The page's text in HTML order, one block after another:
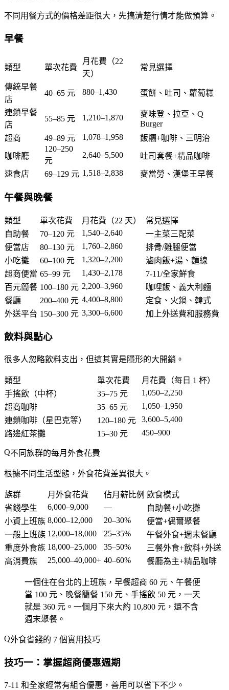
不同用餐方式的價格差距很大，先搞清楚行情才能做預算。
早餐
類型 單次花費
月花費（22
天）
常見選擇
傳統早餐
店
40–65 元 880–1,430 蛋餅、吐司、蘿蔔糕
連鎖早餐
店
55–85 元 1,210–1,870
麥味登、拉亞、Q
Burger
超商
49–89 元 1,078–1,958 飯糰+咖啡、三明治
咖啡廳
120–250
元
2,640–5,500 吐司套餐+精品咖啡
速食店 69–129 元 1,518–2,838 麥當勞、漢堡王早餐
午餐與晚餐
類型 單次花費 月花費（22 天）
常見選擇
自助餐
70–120 元 1,540–2,640
一主菜三配菜
便當店
80–130 元 1,760–2,860
排骨/雞腿便當
小吃攤
60–100 元 1,320–2,200
滷肉飯+湯、麵線
超商便當 65–99 元 1,430–2,178
7-11/全家鮮食
百元簡餐 100–180 元 2,200–3,960
咖哩飯、義大利麵
餐廳
200–400 元 4,400–8,800
定食、火鍋、韓式
外送平台 150–300 元 3,300–6,600 加上外送費和服務費
飲料與點心
很多人忽略飲料支出，但這其實是隱形的大開銷。
類型 單次花費
月花費（每日 1 杯）
手搖飲（中杯）
35–75 元
1,050–2,250
超商咖啡
35–65 元
1,050–1,950
連鎖咖啡（星巴克等）
120–180 元
3,600–5,400
路邊紅茶攤
15–30 元 450–900
不同族群的每月外食花費
根據不同生活型態，外食花費差異很大。
族群 月外食花費 佔月薪比例 飲食模式
省錢學生
6,000–9,000 —
自助餐+小吃攤
小資上班族 8,000–12,000 20–30%
便當+偶爾聚餐
一般上班族 12,000–18,000 25–35%
午餐外食+週末餐廳
重度外食族 18,000–25,000 35–50%
三餐外食+飲料+外送
高消費族
25,000–40,000+ 40–60% 餐廳為主+精品咖啡
一個住在台北的上班族，早餐超商 60 元、午餐便
當 100 元、晚餐簡餐 150 元、手搖飲 50 元，一天
就是 360 元。一個月下來大約 10,800 元，還不含
週末聚餐。
外食省錢的 7 個實用技巧
技巧一：掌握超商優惠週期
7-11 和全家經常有組合優惠，善用可以省下不少。